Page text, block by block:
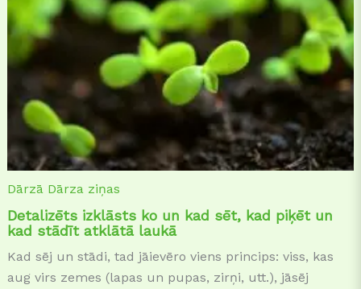
Dārzā Dārza ziņas
Detalizēts izklāsts ko un kad sēt, kad piķēt un
kad stādīt atklātā laukā
Kad sēj un stādi, tad jāievēro viens princips: viss, kas
aug virs zemes (lapas un pupas, zirņi, utt.), jāsēj